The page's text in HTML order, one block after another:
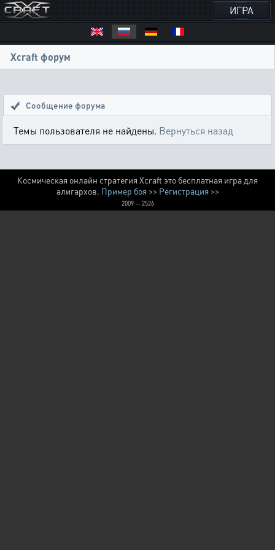
ИГРА
Xcraft форум
Сообщение форума
Темы пользователя не найдены. Вернуться назад
Космическая онлайн стратегия Xcraft это бесплатная игра для
алигархов. Пример боя >> Регистрация >>
2009 — 2526